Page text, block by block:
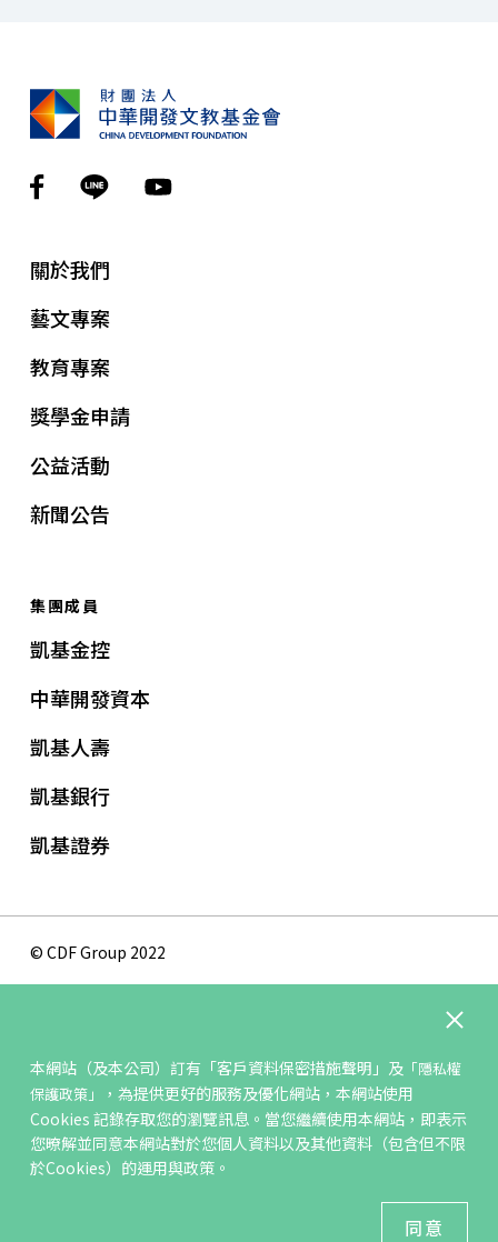
本網站（及本公司）訂有 「客戶資料保密措施聲明」 及「隱私權
保護政策」
，為提供更好的服務及優化網站，本網站使用
Cookies 記錄存取您的瀏覽訊息。當您繼續使用本網站，即表示
您暸解並同意本網站對於您個人資料以及其他資料（包含但不限
於Cookies）的運用與政策。
同意
關於我們
藝文專案
教育專案
獎學金申請
公益活動
新聞公告
集團成員
凱基金控
中華開發資本
凱基人壽
凱基銀行
凱基證券
© CDF Group 2022
網站地圖
聯絡我們